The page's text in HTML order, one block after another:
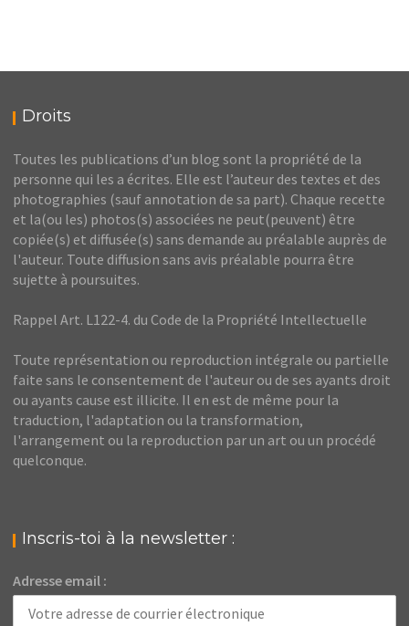
Droits
Toutes les publications d’un blog sont la propriété de la
personne qui les a écrites. Elle est l’auteur des textes et des
photographies (sauf annotation de sa part). Chaque recette
et la(ou les) photos(s) associées ne peut(peuvent) être
copiée(s) et diffusée(s) sans demande au préalable auprès de
l'auteur. Toute diffusion sans avis préalable pourra être
sujette à poursuites.
Rappel Art. L122-4. du Code de la Propriété Intellectuelle
Toute représentation ou reproduction intégrale ou partielle
faite sans le consentement de l'auteur ou de ses ayants droit
ou ayants cause est illicite. Il en est de même pour la
traduction, l'adaptation ou la transformation,
l'arrangement ou la reproduction par un art ou un procédé
quelconque.
Inscris-toi à la newsletter :
Adresse email :